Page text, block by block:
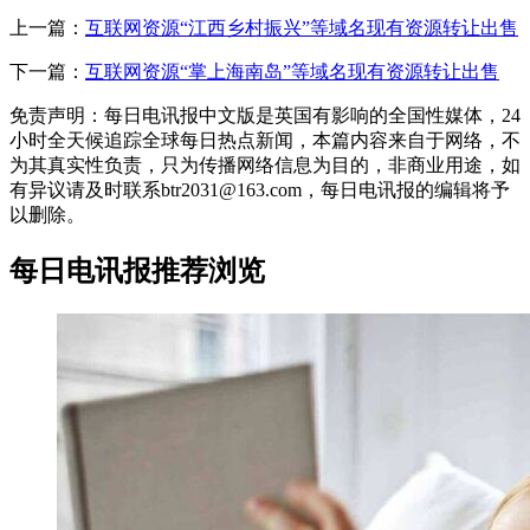
上一篇： 互联网资源“江西乡村振兴”等域名现有资源转让出售
下一篇： 互联网资源“掌上海南岛”等域名现有资源转让出售
免责声明：每日电讯报中文版是英国有影响的全国性媒体，24
小时全天候追踪全球每日热点新闻，本篇内容来自于网络，不
为其真实性负责，只为传播网络信息为目的，非商业用途，如
有异议请及时联系btr2031@163.com，每日电讯报的编辑将予
以删除。
每日电讯报推荐浏览